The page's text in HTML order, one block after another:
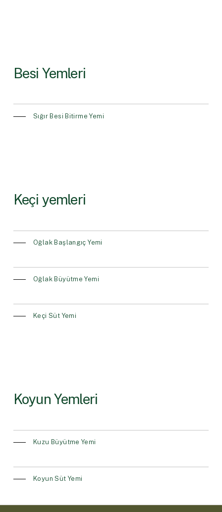
Besi Yemleri
Sığır Besi Bitirme Yemi
Keçi yemleri
Oğlak Başlangıç Yemi
Oğlak Büyütme Yemi
Keçi Süt Yemi
Koyun Yemleri
Kuzu Büyütme Yemi
Koyun Süt Yemi